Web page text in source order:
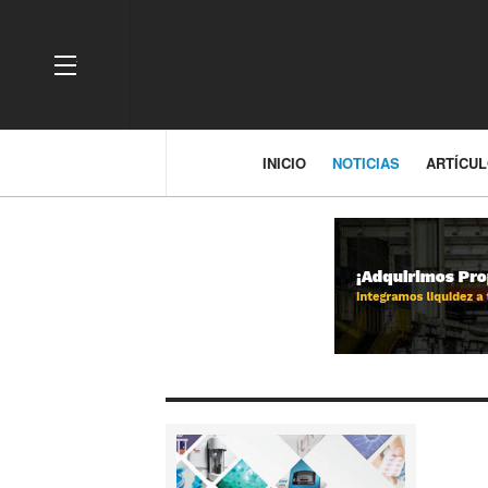
OFF CANVAS
INICIO NOTICIAS